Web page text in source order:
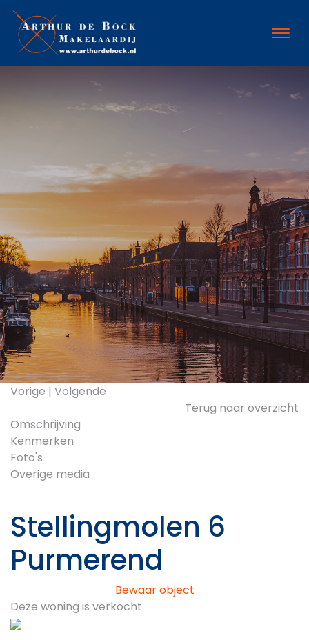
Vorige | Volgende
Terug naar overzicht
Omschrijving
Kenmerken
Foto's
Overige media
Stellingmolen 6
Purmerend
Bewaar object
Deze woning is verkocht